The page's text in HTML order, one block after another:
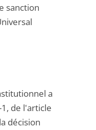
sanction
a
de l'article
décision